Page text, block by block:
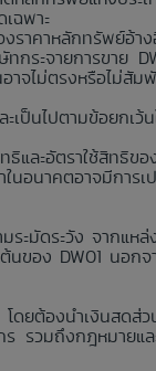
ฉพาะ
ราคาหลักทรัพย์อ้า
ระจายการขาย
จไม่ตรงหรือไม่สั
ป็นไปตามข้อยกเ
ธิและอัตราใช้สิท
อนาคตอาจมีการ
ะมัดระวัง จากแ
นของ DW01 นอ
ต้องนำเงินสดส่
ร รวมถึงกฎหมา